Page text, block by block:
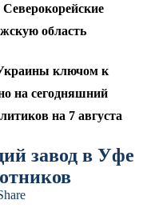
область
ключом к
на сегодняшний
на 7 августа
завод в Уфе